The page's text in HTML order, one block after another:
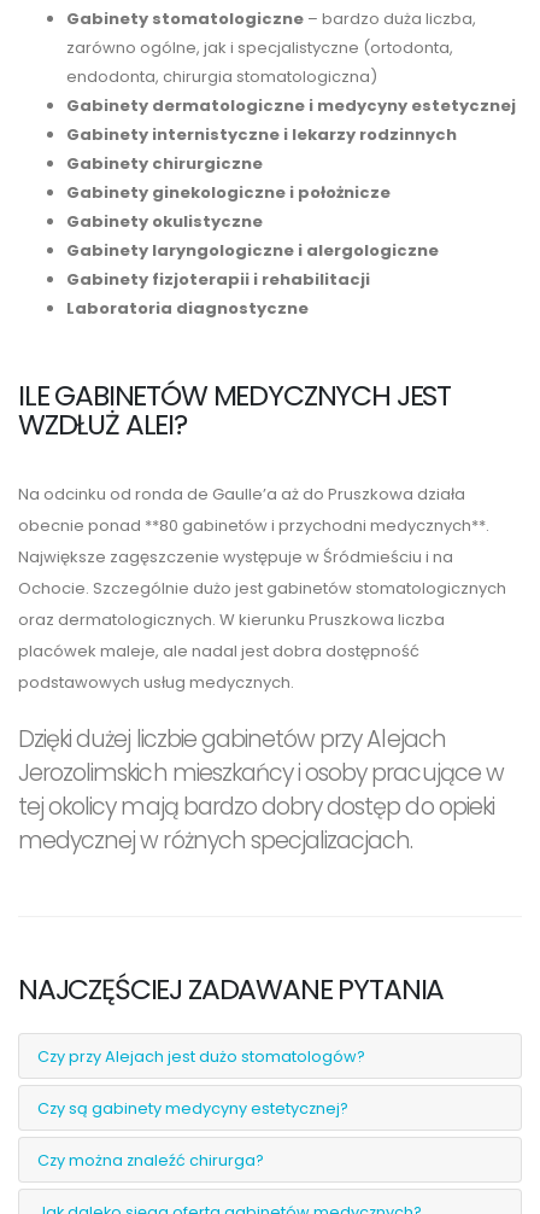
Gabinety stomatologiczne – bardzo duża liczba,
zarówno ogólne, jak i specjalistyczne (ortodonta,
endodonta, chirurgia stomatologiczna)
Gabinety dermatologiczne i medycyny estetycznej
Gabinety internistyczne i lekarzy rodzinnych
Gabinety chirurgiczne
Gabinety ginekologiczne i położnicze
Gabinety okulistyczne
Gabinety laryngologiczne i alergologiczne
Gabinety fizjoterapii i rehabilitacji
Laboratoria diagnostyczne
ILE GABINETÓW MEDYCZNYCH JEST
WZDŁUŻ ALEI?
Na odcinku od ronda de Gaulle’a aż do Pruszkowa działa
obecnie ponad **80 gabinetów i przychodni medycznych**.
Największe zagęszczenie występuje w Śródmieściu i na
Ochocie. Szczególnie dużo jest gabinetów stomatologicznych
oraz dermatologicznych. W kierunku Pruszkowa liczba
placówek maleje, ale nadal jest dobra dostępność
podstawowych usług medycznych.
Dzięki dużej liczbie gabinetów przy Alejach
Jerozolimskich mieszkańcy i osoby pracujące w
tej okolicy mają bardzo dobry dostęp do opieki
medycznej w różnych specjalizacjach.
NAJCZĘŚCIEJ ZADAWANE PYTANIA
Czy przy Alejach jest dużo stomatologów?
Czy są gabinety medycyny estetycznej?
Czy można znaleźć chirurga?